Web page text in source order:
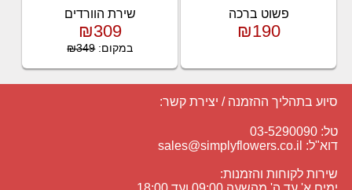
פשוט ברכה
₪190
שירת הוורדים
₪309
במקום:₪349
סיוע בתהליך ההזמנה / יצירת קשר:
טל: 03-5290090
דוא"ל: sales@simplyflowers.co.il
שירות לקוחות והזמנות: